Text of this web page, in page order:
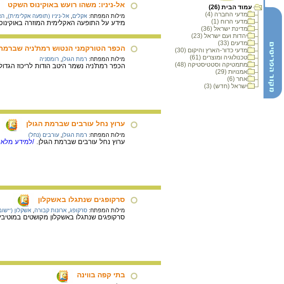
עמוד הבית (26)
מדעי החברה (4)
מדעי הרוח (1)
מדינת ישראל (36)
יהדות ועם ישראל (23)
מדעים (33)
מדעי כדור-הארץ והיקום (30)
טכנולוגיה ומוצרים (61)
מתמטיקה וסטטיסטיקה (48)
אמנויות (29)
אחר (6)
ישראל (חדש) (3)
אל-ניניו: משהו רועש באוקינוס השקט
מילות המפתח: אקלים אל-ניניו (תופעה אקלימית)
מידע על התופעה האקלימית המוזרה
הכפר הטורקמני הנטוש רמת'ניה שברמת
מילות המפתח: רמת הגולן רומסניה
הכפר רמת'ניה נשמר היטב הודות לריכוז
ערוץ נחל עורבים שברמת הגולן
מילות המפתח: רמת הגולן עורבים (נחל)
ערוץ נחל עורבים שברמת הגולן. /למידע
סרקופגים שנתגלו באשקלון
מילות המפתח: סרקופג ארונות קבורה אשקלון
סרקופגים שנתגלו באשקלון מקושטים
בתי קפה בווינה